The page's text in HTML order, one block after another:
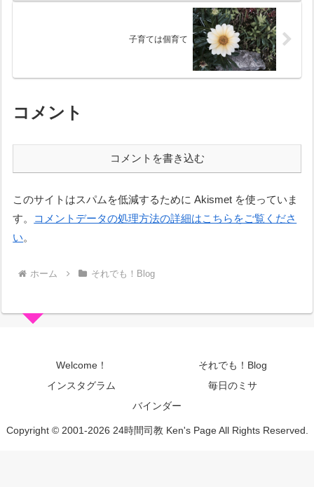
子育ては個育て
コメント
コメントを書き込む
このサイトはスパムを低減するために Akismet を使っていま
す。
コメントデータの処理方法の詳細はこちらをご覧くださ
い。
ホーム それでも！Blog
Welcome！
それでも！Blog
インスタグラム
毎日のミサ
バインダー
Copyright © 2001-2026 24時間司教 Ken's Page All Rights Reserved.